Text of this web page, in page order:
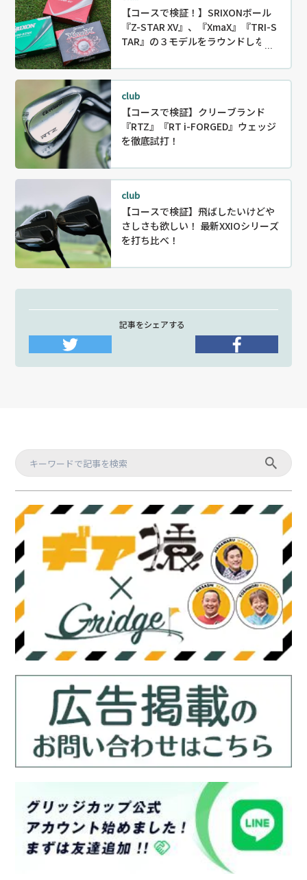
【コースで検証！】SRIXONボール
『Z-STAR XV』、『XmaX』『TRI-S
TAR』の３モデルをラウンドしなが
club
【コースで検証】クリーブランド
『RTZ』『RT i-FORGED』ウェッジ
を徹底試打！
club
【コースで検証】飛ばしたいけどや
さしさも欲しい！ 最新XXIOシリーズ
を打ち比べ！
記事をシェアする